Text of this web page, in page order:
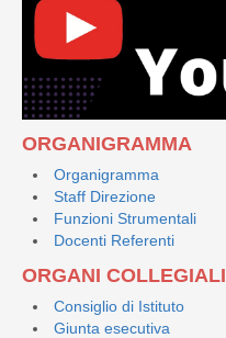
ORGANIGRAMMA
Organigramma
Staff Direzione
Funzioni Strumentali
Docenti Referenti
ORGANI COLLEGIALI
Consiglio di Istituto
Giunta esecutiva